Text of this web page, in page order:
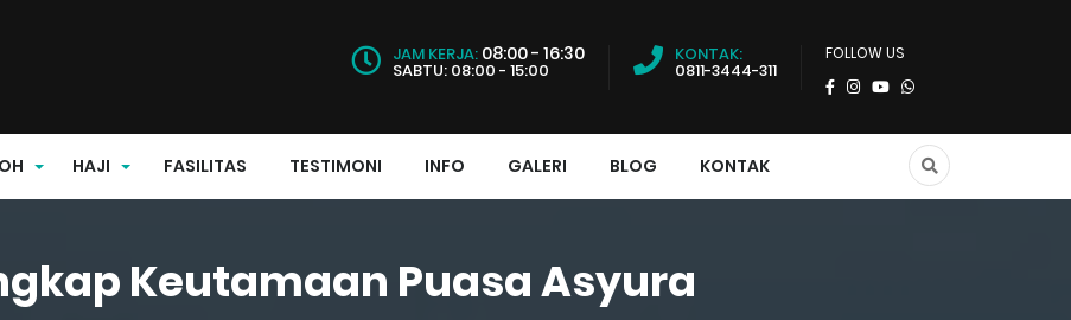
JAM KERJA: 08:00 - 16:30
SABTU: 08:00 - 15:00
KONTAK:
0811-3444-311
FOLLOW US
HAJI FASILITAS TESTIMONI INFO GALERI BLOG KONTAK
Keutamaan Puasa Asyura